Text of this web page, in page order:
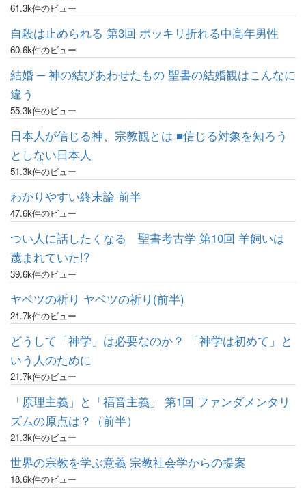
61.3k件のビュー
自殺は止められる 第3回 ポッキリ折れる中高年男性
60.6k件のビュー
結婚 ─ 神の結びあわせたもの 聖書の結婚観はこんなに
違う
55.3k件のビュー
日本人が信じる神、宗教観とは ■信じる対象を知ろう
としない日本人
51.3k件のビュー
わかりやすい終末論 前半
47.6k件のビュー
つい人に話したくなる 聖書考古学 第10回 羊飼いは
蔑まれていた!?
39.6k件のビュー
ヤベツの祈り ヤベツの祈り(前半)
21.7k件のビュー
どうして「神学」は必要なのか？ 「神学は初めて」と
いう人のために
21.7k件のビュー
「原理主義」と「福音主義」 第1回 ファンダメンタリ
ズムの原点は？（前半）
21.3k件のビュー
世界の宗教を学ぶ意義 宗教社会学からの提案
18.6k件のビュー